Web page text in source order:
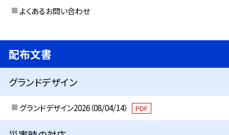
よくあるお問い合わせ
配布文書
グランドデザイン
グランドデザイン2026（08/04/14） PDF